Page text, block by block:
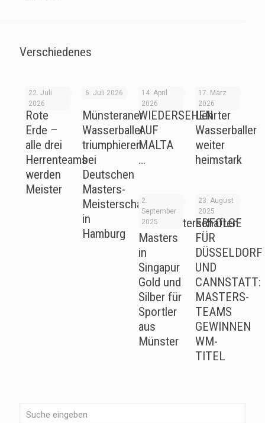
Verschiedenes
22. Juli
2026
Rote
Erde –
alle drei
Herrenteams
werden
Meister
6. Juli 2026
Münsteraner
Wasserballer
triumphieren
bei
Deutschen
Masters-
Meisterschaften
in
Hamburg
14. April
2026
WIEDERSEHEN
AUF
MALTA
…
17. März
2026
Lehrter
Wasserballer
weiter
heimstark
2.
September
2025
Weltmeisterschaften
Masters
in
Singapur
Gold und
Silber für
Sportler
aus
Münster
23. August
2025
ERFOLGE
FÜR
DÜSSELDORF
UND
CANNSTATT:
MASTERS-
TEAMS
GEWINNEN
WM-
TITEL